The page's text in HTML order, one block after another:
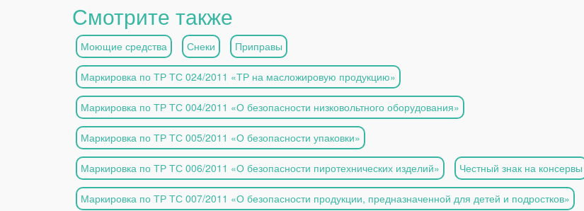
Смотрите также
Моющие средства Снеки Приправы
Маркировка по ТР ТС 024/2011 «ТР на масложировую продукцию»
Маркировка по ТР ТС 004/2011 «О безопасности низковольтного оборудования»
Маркировка по ТР ТС 005/2011 «О безопасности упаковки»
Маркировка по ТР ТС 006/2011 «О безопасности пиротехнических изделий» Честный знак на консервы
Маркировка по ТР ТС 007/2011 «О безопасности продукции, предназначенной для детей и подростков»